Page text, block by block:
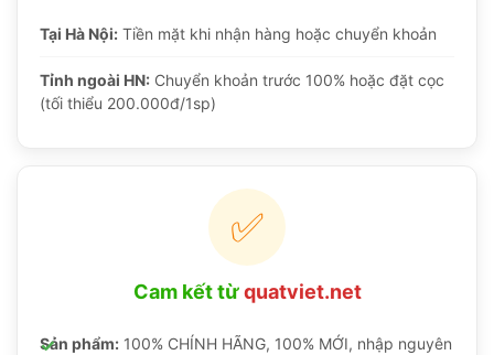
Tại Hà Nội: Tiền mặt khi nhận hàng hoặc chuyển khoản
Tỉnh ngoài HN: Chuyển khoản trước 100% hoặc đặt cọc
(tối thiểu 200.000đ/1sp)
✅
Cam kết từquatviet.net
Sản phẩm: 100% CHÍNH HÃNG, 100% MỚI, nhập nguyên